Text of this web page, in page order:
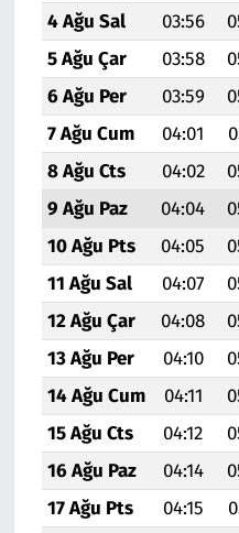
4 Ağu Sal
03:56
5 Ağu Çar
03:58
6 Ağu Per
03:59
7 Ağu Cum
04:01
8 Ağu Cts
04:02
9 Ağu Paz
04:04
10 Ağu Pts
04:05
11 Ağu Sal
04:07
12 Ağu Çar
04:08
13 Ağu Per
04:10
14 Ağu Cum
04:11
15 Ağu Cts
04:12
16 Ağu Paz
04:14
17 Ağu Pts
04:15